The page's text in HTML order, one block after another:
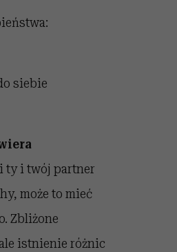
siebie
ty i twój partner
może to mieć
Zbliżone
istnienie różnic